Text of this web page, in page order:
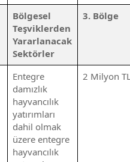
Bölgesel
Teşviklerden
Yararlanacak
Sektörler
3. Bölge
Entegre
damızlık
hayvancılık
yatırımları
dahil olmak
üzere entegre
hayvancılık
2 Milyon